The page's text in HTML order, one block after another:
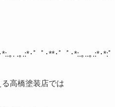
*:.｡ . .｡ .:*･゜ﾟ･**･゜ﾟ･*:.｡ ..｡ .:*･*:ﾟ
高橋塗装店では